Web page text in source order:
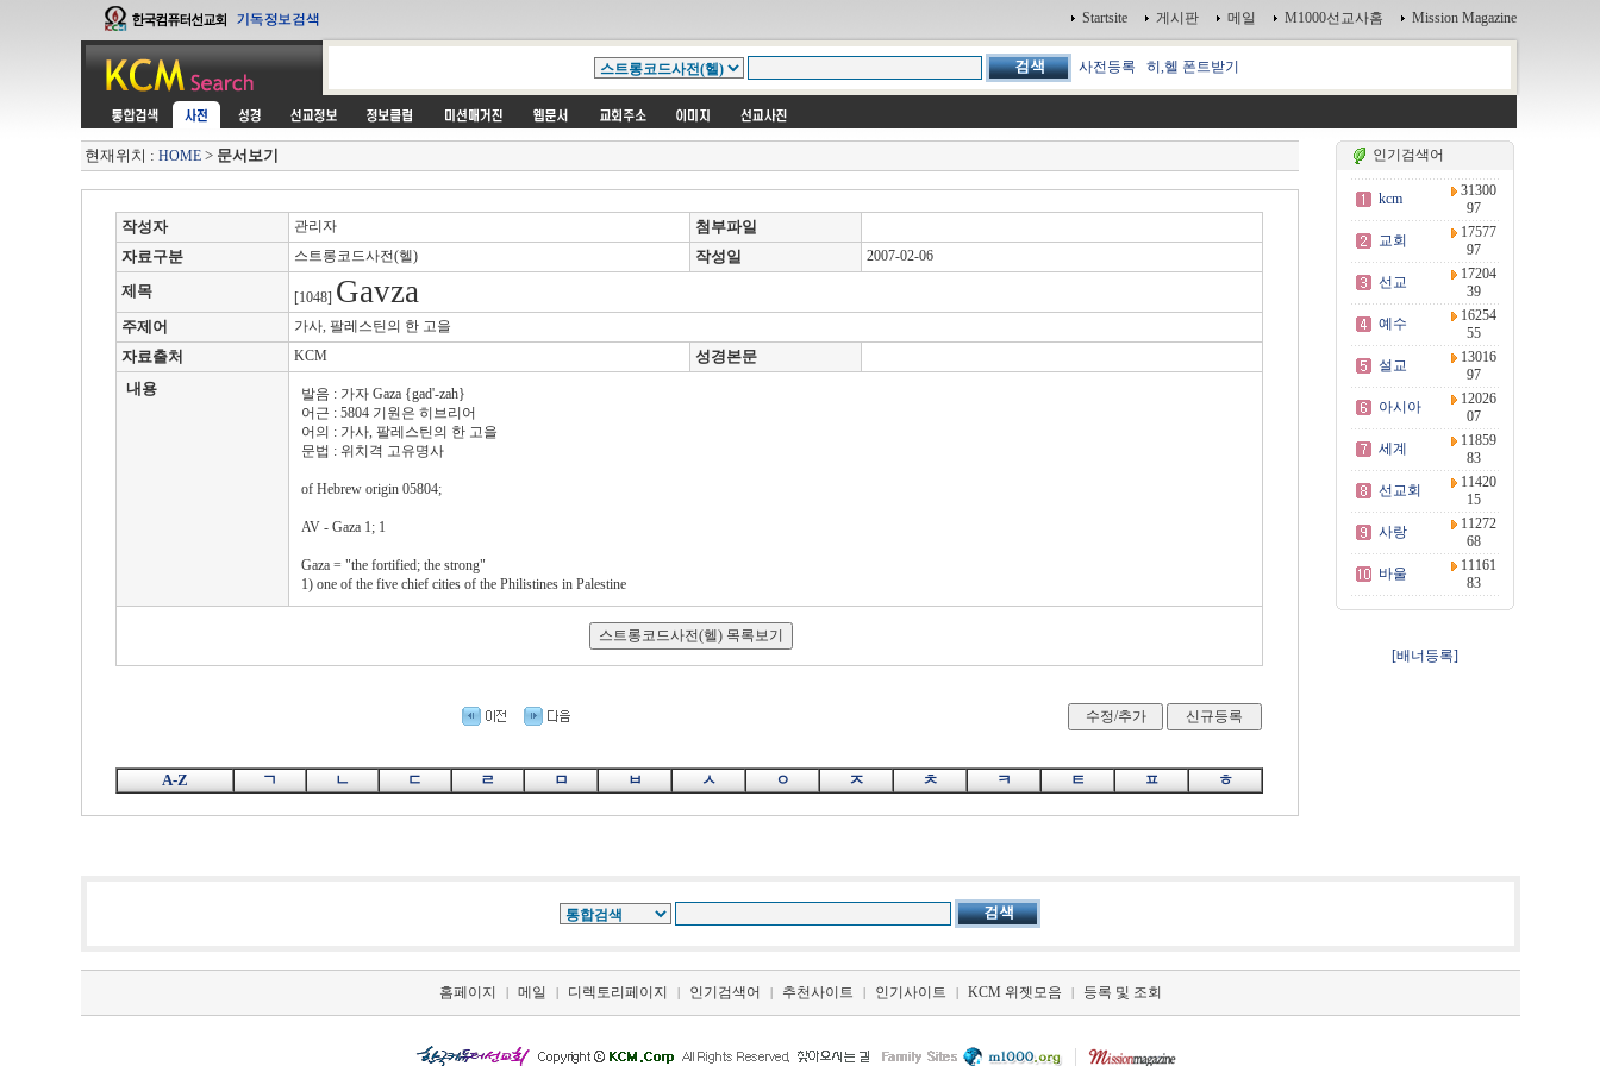
Startsite 게시판 메일 M1000선교사홈 Mission Magazine
사전등록 히,헬 폰트받기
현재위치 : HOME> 문서보기
작성자 관리자
첨부파일
자료구분
스트롱코드사전(헬) 작성일 2007-02-06
제목 [1048] Gavza
주제어 가사, 팔레스틴의 한 고을
자료출처 KCM
성경본문
내용
발음 : 가자 Gaza {gad'-zah}
어근 : 5804 기원은 히브리어
어의 : 가사, 팔레스틴의 한 고을
문법 : 위치격 고유명사
of Hebrew origin 05804;
AV - Gaza 1; 1
Gaza = "the fortified; the strong"
1) one of the five chief cities of the Philistines in Palestine
A-Z ㄱ ㄴ ㄷ ㄹ ㅁ ㅂ ㅅ ㅇ ㅈ ㅊ ㅋ ㅌ ㅍ ㅎ
인기검색어
kcm
31300
97
교회
17577
97
선교
17204
39
예수
16254
55
설교
13016
97
아시아
12026
07
세계
11859
83
선교회
11420
15
사랑
11272
68
바울
11161
83
[배너등록]
홈페이지 | 메일 | 디렉토리페이지 | 인기검색어 | 추천사이트 | 인기사이트 | KCM 위젯모음 | 등록 및 조회